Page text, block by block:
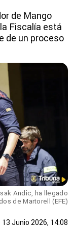
de Mango
Fiscalía está
de un proceso
Andic, ha llegado
de Martorell (EFE)
Junio 2026, 14:08